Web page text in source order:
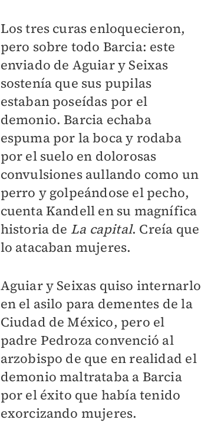
Los tres curas enloquecieron,
pero sobre todo Barcia: este
enviado de Aguiar y Seixas
sostenía que sus pupilas
estaban poseídas por el
demonio. Barcia echaba
espuma por la boca y rodaba
por el suelo en dolorosas
convulsiones aullando como un
perro y golpeándose el pecho,
cuenta Kandell en su magnífica
historia de La capital. Creía que
lo atacaban mujeres.
Aguiar y Seixas quiso internarlo
en el asilo para dementes de la
Ciudad de México, pero el
padre Pedroza convenció al
arzobispo de que en realidad el
demonio maltrataba a Barcia
por el éxito que había tenido
exorcizando mujeres.